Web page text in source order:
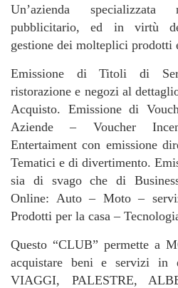
Un’azienda
pubblicitario, ed in virtù
gestione dei molteplici prodotti
Emissione di Titoli di
ristorazione e negozi al
Acquisto. Emissione di
Aziende – Voucher
Entertaiment con emissione
Tematici e di divertimento.
sia di svago che di
Online: Auto – Moto –
Prodotti per la casa –
Questo “CLUB” permette a
acquistare beni e servizi in
VIAGGI, PALESTRE,